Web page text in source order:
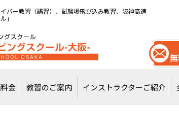
バー教習（講習）、試験場飛び込み教習、阪神高速
」
金 教習のご案内 インストラクターご紹介